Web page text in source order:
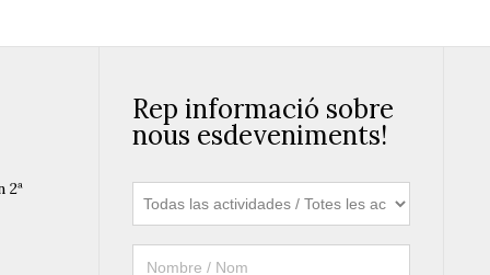
2ª
Rep informació sobre
nous esdeveniments!